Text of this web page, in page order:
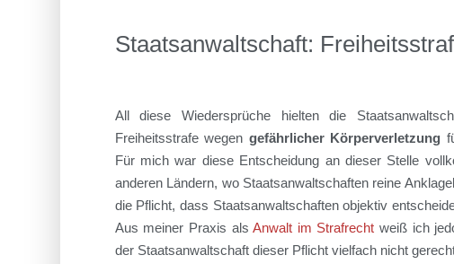
Staatsanwaltschaft:
All diese Wiedersprüche hielten die
Freiheitsstrafe wegen gefährlicher Körperverletzung
Für mich war diese Entscheidung an dieser Stelle
anderen Ländern, wo Staatsanwaltschaften reine
die Pflicht, dass Staatsanwaltschaften objektiv
Aus meiner Praxis alsAnwalt im Strafrecht weiß ich
der Staatsanwaltschaft dieser Pflicht vielfach nicht